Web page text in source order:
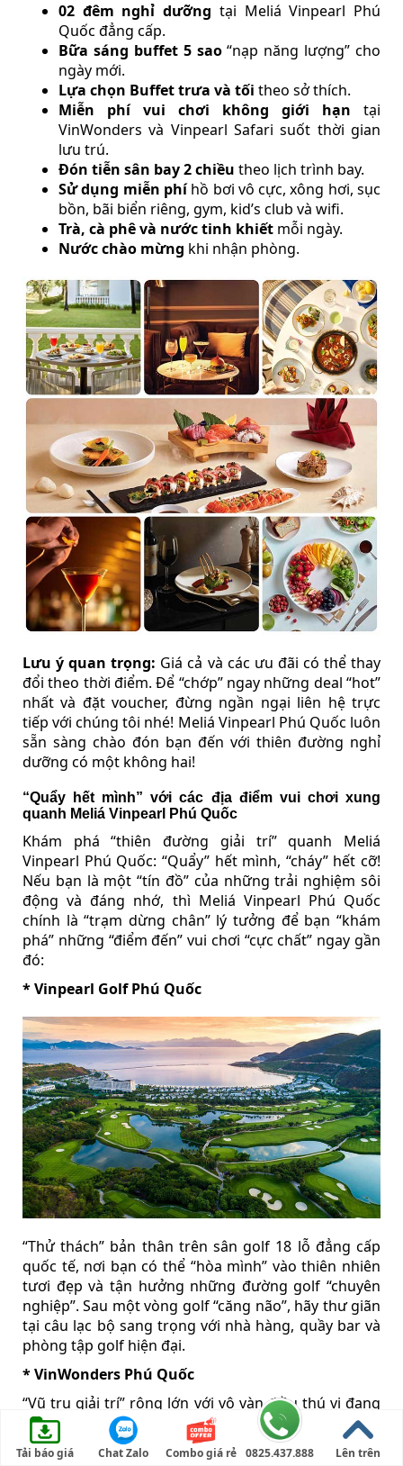
02 đêm nghỉ dưỡng tại Meliá Vinpearl Phú
Quốc đẳng cấp.
Bữa sáng buffet 5 sao“nạp năng lượng” cho
ngày mới.
Lựa chọn Buffet trưa và tối theo sở thích.
Miễn phí vui chơi không giới hạn tại
VinWonders và Vinpearl Safari suốt thời gian
lưu trú.
Đón tiễn sân bay 2 chiều theo lịch trình bay.
Sử dụng miễn phíhồ bơi vô cực, xông hơi, sục
bồn, bãi biển riêng, gym, kid’s club và wifi.
Trà, cà phê và nước tinh khiết mỗi ngày.
Nước chào mừng khi nhận phòng.
Lưu ý quan trọng: Giá cả và các ưu đãi có thể thay
đổi theo thời điểm. Để “chớp” ngay những deal “hot”
nhất và đặt voucher, đừng ngần ngại liên hệ trực
tiếp với chúng tôi nhé! Meliá Vinpearl Phú Quốc luôn
sẵn sàng chào đón bạn đến với thiên đường nghỉ
dưỡng có một không hai!
“Quẩy hết mình” với các địa điểm vui chơi xung
quanh Meliá Vinpearl Phú Quốc
Khám phá “thiên đường giải trí” quanh Meliá
Vinpearl Phú Quốc: “Quẩy” hết mình, “cháy” hết cỡ!
Nếu bạn là một “tín đồ” của những trải nghiệm sôi
động và đáng nhớ, thì Meliá Vinpearl Phú Quốc
chính là “trạm dừng chân” lý tưởng để bạn “khám
phá” những “điểm đến” vui chơi “cực chất” ngay gần
đó:
* Vinpearl Golf Phú Quốc
“Thử thách” bản thân trên sân golf 18 lỗ đẳng cấp
quốc tế, nơi bạn có thể “hòa mình” vào thiên nhiên
tươi đẹp và tận hưởng những đường golf “chuyên
nghiệp”. Sau một vòng golf “căng não”, hãy thư giãn
tại câu lạc bộ sang trọng với nhà hàng, quầy bar và
phòng tập golf hiện đại.
* VinWonders Phú Quốc
“Vũ trụ giải trí” rộng lớn với vô vàn điều thú vị đang
chờ bạn khám phá:
– Công viên chủ đề:“Lạc lối” vào thế giới cổ tích,
Tải báo giá Chat Zalo Combo giá rẻ 0825.437.888 Lên trên